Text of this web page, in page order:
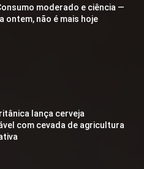
moderado e ciência —
ontem, não é mais hoje
lança cerveja
com cevada de agricultura